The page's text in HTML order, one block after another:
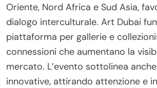
Oriente, Nord Africa e Sud Asia,
dialogo interculturale. Art Dubai
piattaforma per gallerie e
connessioni che aumentano la
mercato. L’evento sottolinea
innovative, attirando attenzione e